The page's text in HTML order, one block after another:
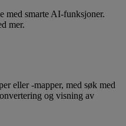
med smarte AI-funksjoner.
mer.
eller -mapper, med søk med
og visning av